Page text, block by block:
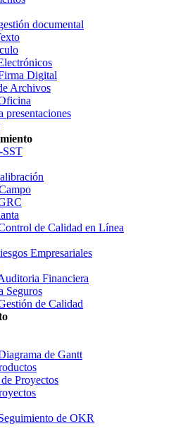
documental
Digital
Archivos
presentaciones
SST
de Calidad en Línea
Empresariales
Financiera
Seguros
de Calidad
de Gantt
Proyectos
de OKR